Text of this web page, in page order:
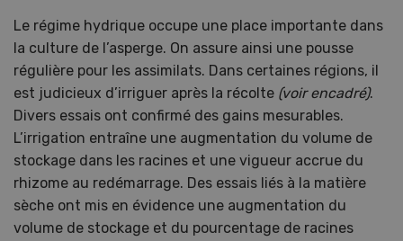
Le régime hydrique occupe une place importante dans
la culture de l’asperge. On assure ainsi une pousse
régulière pour les assimilats. Dans certaines régions, il
est judicieux d’irriguer après la récolte (voir encadré).
Divers essais ont confirmé des gains mesurables.
L’irrigation entraîne une augmentation du volume de
stockage dans les racines et une vigueur accrue du
rhizome au redémarrage. Des essais liés à la matière
sèche ont mis en évidence une augmentation du
volume de stockage et du pourcentage de racines